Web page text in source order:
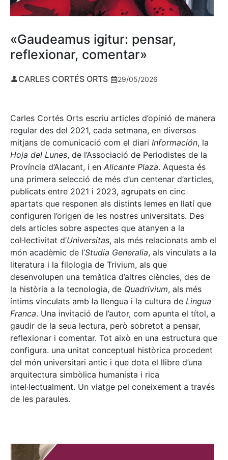
«Gaudeamus igitur: pensar,
reflexionar, comentar»
CARLES CORTÉS ORTS 29/05/2026
Carles Cortés Orts escriu articles d’opinió de manera
regular des del 2021, cada setmana, en diversos
mitjans de comunicació com el diari Información, la
Hoja del Lunes, de l’Associació de Periodistes de la
Província d’Alacant, i en Alicante Plaza. Aquesta és
una primera selecció de més d’un centenar d’articles,
publicats entre 2021 i 2023, agrupats en cinc
apartats que responen als distints lemes en llatí que
configuren l’origen de les nostres universitats. Des
dels articles sobre aspectes que atanyen a la
col·lectivitat d’Universitas, als més relacionats amb el
món acadèmic de l’Studia Generalia, als vinculats a la
literatura i la filologia de Trivium, als que
desenvolupen una temàtica d’altres ciències, des de
la història a la tecnologia, de Quadrivium, als més
íntims vinculats amb la llengua i la cultura de Lingua
Franca. Una invitació de l’autor, com apunta el títol, a
gaudir de la seua lectura, però sobretot a pensar,
reflexionar i comentar. Tot això en una estructura que
configura. una unitat conceptual històrica procedent
del món universitari antic i que dota el llibre d’una
arquitectura simbòlica humanista i rica
intel·lectualment. Un viatge pel coneixement a través
de les paraules.